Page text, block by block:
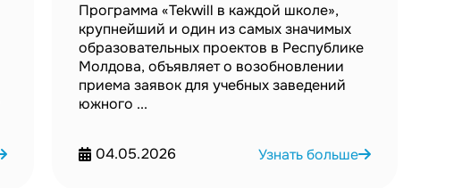
Программа «Tekwill в каждой школе»,
крупнейший и один из самых значимых
образовательных проектов в Республике
Молдова, объявляет о возобновлении
приема заявок для учебных заведений
южного ...
04.05.2026 Узнать больше